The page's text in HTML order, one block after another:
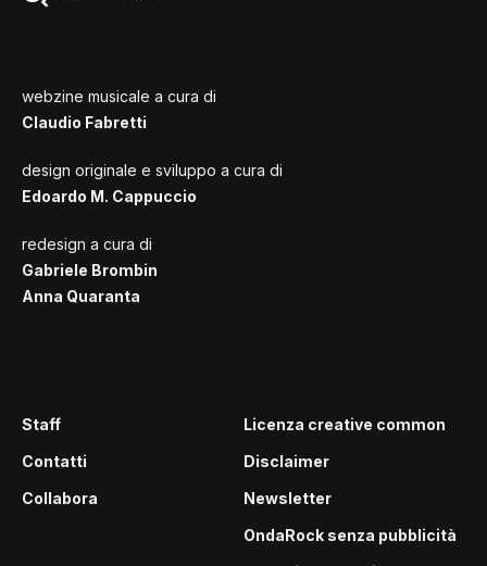
webzine musicale a cura di
Claudio Fabretti
design originale e sviluppo a cura di
Edoardo M. Cappuccio
redesign a cura di
Gabriele Brombin
Anna Quaranta
Staff
Contatti
Collabora
Licenza creative common
Disclaimer
Newsletter
OndaRock senza pubblicità